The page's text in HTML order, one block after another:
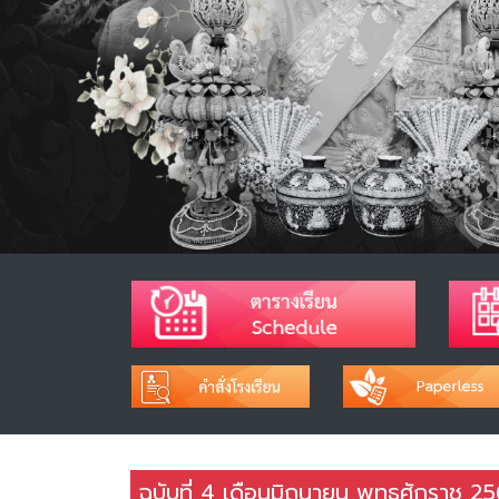
ฉบับที่ 4 เดือนมิถุนายน พุทธศักราช